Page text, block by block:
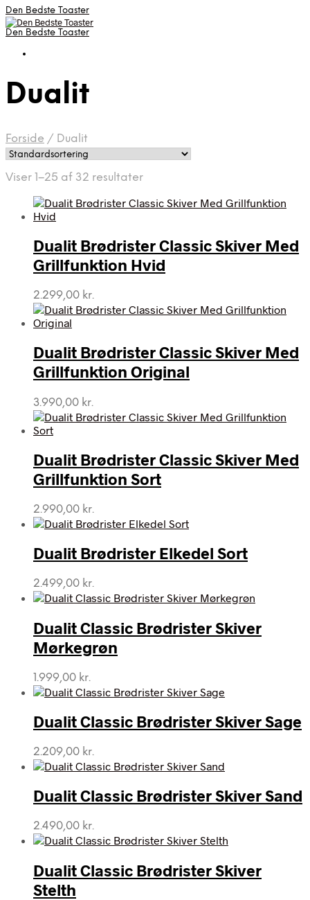
Den Bedste Toaster
Den Bedste Toaster
Dualit
Forside / Dualit
Viser 1–25 af 32 resultater
Dualit Brødrister Classic Skiver Med
Grillfunktion Hvid
2.299,00 kr.
Dualit Brødrister Classic Skiver Med
Grillfunktion Original
3.990,00 kr.
Dualit Brødrister Classic Skiver Med
Grillfunktion Sort
2.990,00 kr.
Dualit Brødrister Elkedel Sort
2.499,00 kr.
Dualit Classic Brødrister Skiver
Mørkegrøn
1.999,00 kr.
Dualit Classic Brødrister Skiver Sage
2.209,00 kr.
Dualit Classic Brødrister Skiver Sand
2.490,00 kr.
Dualit Classic Brødrister Skiver
Stelth